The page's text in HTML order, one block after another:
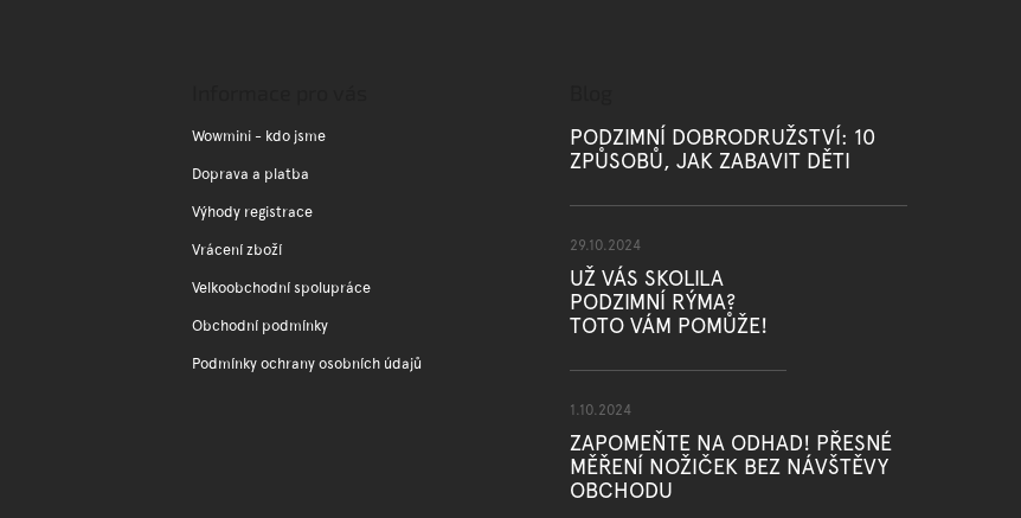
Wowmini - kdo jsme
Doprava a platba
Výhody registrace
Vrácení zboží
Velkoobchodní spolupráce
Obchodní podmínky
Podmínky ochrany osobních údajů
PODZIMNÍ DOBRODRUŽSTVÍ: 10
ZPŮSOBŮ, JAK ZABAVIT DĚTI
29.10.2024
UŽ VÁS SKOLILA
PODZIMNÍ RÝMA?
TOTO VÁM POMŮŽE!
1.10.2024
ZAPOMEŇTE NA ODHAD! PŘESNÉ
MĚŘENÍ NOŽIČEK BEZ NÁVŠTĚVY
OBCHODU